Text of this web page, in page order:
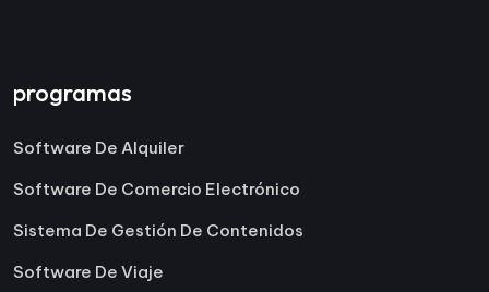
programas
Software De Alquiler
Software De Comercio Electrónico
Sistema De Gestión De Contenidos
Software De Viaje